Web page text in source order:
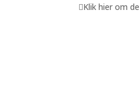
Klik hier om